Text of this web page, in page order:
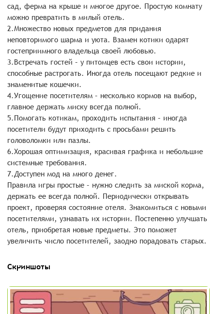
сад, ферма на крыше и многое другое. Простую комнату
можно превратить в милый отель.
2.Множество новых предметов для придания
неповторимого шарма и уюта. Взамен котики одарят
гостеприимного владельца своей любовью.
3.Встречать гостей – у питомцев есть свои истории,
способные растрогать. Иногда отель посещают редкие и
знаменитые кошечки.
4.Угощение посетителям – несколько кормов на выбор,
главное держать миску всегда полной.
5.Помогать котикам, проходить испытания – иногда
посетители будут приходить с просьбами решить
головоломки или пазлы.
6.Хорошая оптимизация, красивая графика и небольшие
системные требования.
7.Доступен мод на много денег.
Правила игры простые – нужно следить за миской корма,
держать ее всегда полной. Периодически открывать
проект, проверяя состояние отеля. Знакомиться с новыми
посетителями, узнавать их истории. Постепенно улучшать
отель, приобретая новые предметы. Это поможет
увеличить число посетителей, заодно порадовать старых.
Скриншоты